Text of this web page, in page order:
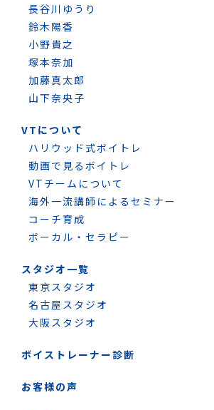
長谷川ゆうり
鈴木陽香
小野貴之
塚本奈加
加藤真太郎
山下奈央子
VTについて
ハリウッド式ボイトレ
動画で見るボイトレ
VTチームについて
海外一流講師によるセミナー
コーチ育成
ボーカル・セラピー
スタジオ一覧
東京スタジオ
名古屋スタジオ
大阪スタジオ
ボイストレーナー診断
お客様の声